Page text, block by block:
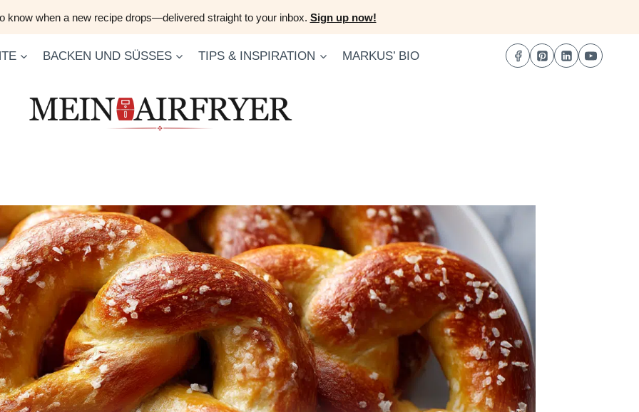
know when a new recipe drops—delivered straight to your inbox. Sign up now!
BACKEN UND SÜSSES TIPS & INSPIRATION MARKUS’ BIO